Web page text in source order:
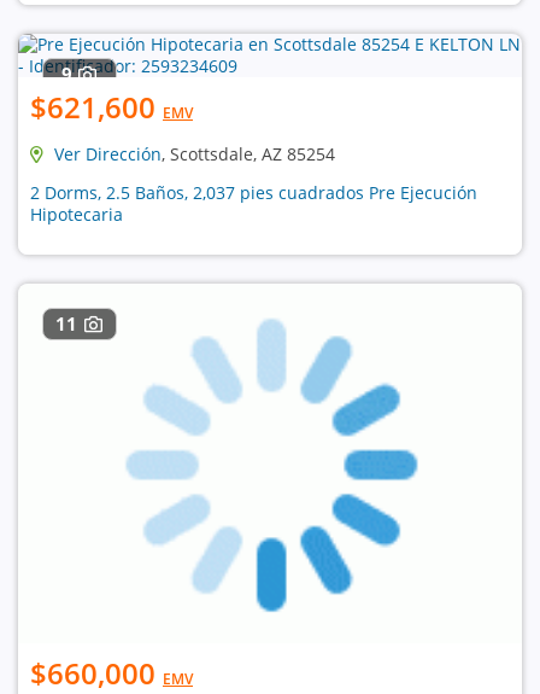
9
$621,600 EMV
Ver Dirección, Scottsdale, AZ 85254
2 Dorms, 2.5 Baños, 2,037 pies cuadrados Pre Ejecución
Hipotecaria
11
$660,000 EMV